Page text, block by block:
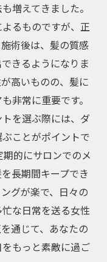
増えてきました。
るものですが、正
術後は、髪の質感
きるようになりま
高いものの、髪に
非常に重要です。
を選ぶ際には、ダ
ことがポイントで
的にサロンでのメ
長期間キープでき
グが楽で、日々の
な日常を送る女性
通じて、あなたの
もっと素敵に過ご